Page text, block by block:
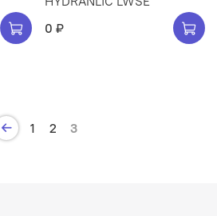
0 ₽
1 2 3